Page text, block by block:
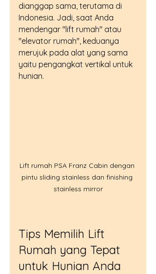
dianggap sama, terutama di
Indonesia. Jadi, saat Anda
mendengar "lift rumah" atau
"elevator rumah", keduanya
merujuk pada alat yang sama
yaitu pengangkat vertikal untuk
hunian.
Lift rumah PSA Franz Cabin dengan
pintu sliding stainless dan finishing
stainless mirror
Tips Memilih Lift
Rumah yang Tepat
untuk Hunian Anda